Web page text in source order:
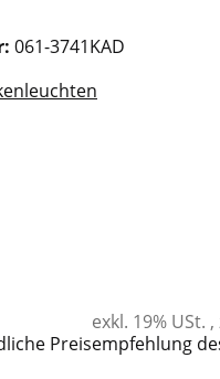
061-3741KAD
exkl. 19% USt. ,
Preisempfehlung